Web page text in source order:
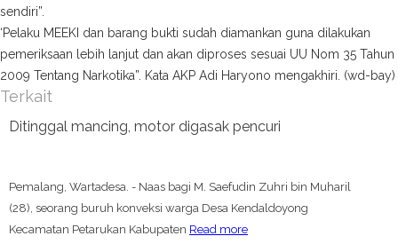
sendiri”.
‘Pelaku MEEKI dan barang bukti sudah diamankan guna dilakukan
pemeriksaan lebih lanjut dan akan diproses sesuai UU Nom 35 Tahun
2009 Tentang Narkotika”. Kata AKP Adi Haryono mengakhiri. (wd-bay)
Terkait
Ditinggal mancing, motor digasak pencuri
Pemalang, Wartadesa. - Naas bagi M. Saefudin Zuhri bin Muharil
(28), seorang buruh konveksi warga Desa Kendaldoyong
Kecamatan Petarukan Kabupaten Read more